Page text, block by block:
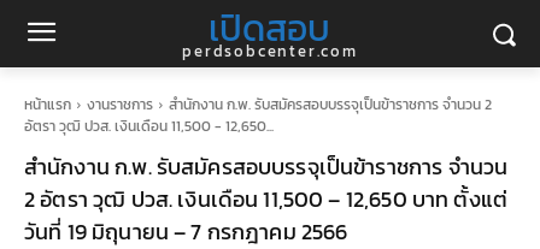
เปิดสอบ
perdsobcenter.com
หน้าแรก งานราชการ
สำนักงาน ก.พ. รับสมัครสอบบรรจุเป็นข้าราชการ จำนวน 2
อัตรา วุฒิ ปวส. เงินเดือน 11,500 - 12,650...
สำนักงาน ก.พ. รับสมัครสอบบรรจุเป็นข้าราชการ จำนวน
2 อัตรา วุฒิ ปวส. เงินเดือน 11,500 – 12,650 บาท ตั้งแต่
วันที่ 19 มิถุนายน – 7 กรกฎาคม 2566